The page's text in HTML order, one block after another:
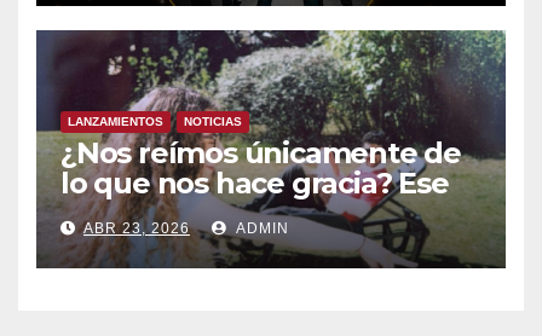
LANZAMIENTOS NOTICIAS
¿Nos reímos únicamente de
lo que nos hace gracia? Ese
chiste ya me lo has contado,
el nuevo single de JUAN
ANSELMO
ABR 23, 2026 ADMIN